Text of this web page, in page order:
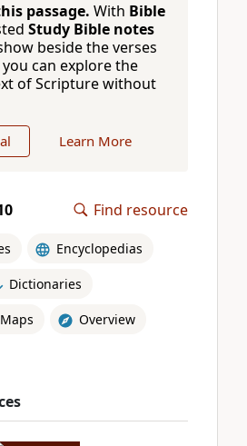
passage. With Bible
Study Bible notes
beside the verses
can explore the
of Scripture without
Learn More
Find resource
Encyclopedias
Dictionaries
Maps Overview